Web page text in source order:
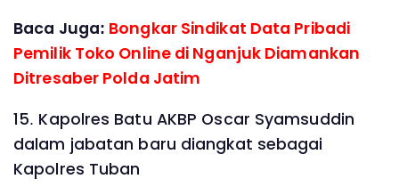
Baca Juga: Bongkar Sindikat Data Pribadi
Pemilik Toko Online di Nganjuk Diamankan
Ditresaber Polda Jatim
15. Kapolres Batu AKBP Oscar Syamsuddin
dalam jabatan baru diangkat sebagai
Kapolres Tuban